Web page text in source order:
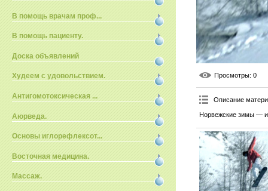
В помощь врачам проф...
В помощь пациенту.
Доска объявлений
Худеем с удовольствием.
Антигомотоксическая ...
Аюрведа.
Основы иглорефлексот...
Восточная медицина.
Массаж.
Просмотры: 0
Описание
Норвежские зимы —